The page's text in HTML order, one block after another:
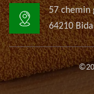
57 chemin
64210